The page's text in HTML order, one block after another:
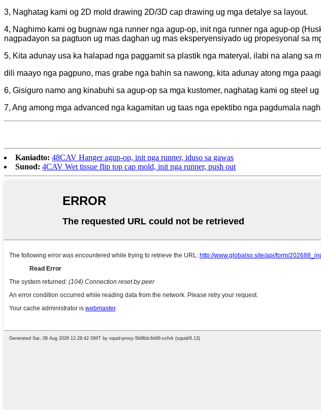
3, Naghatag kami og 2D mold drawing 2D/3D cap drawing ug mga detalye sa layout.
4, Naghimo kami og bugnaw nga runner nga agup-op, init nga runner nga agup-op
nagpadayon sa pagtuon ug mas daghan ug mas eksperyensiyado ug propesyonal sa
5, Kita adunay usa ka halapad nga paggamit sa plastik nga materyal, ilabi na alang sa
dili maayo nga pagpuno, mas grabe nga bahin sa nawong, kita adunay atong mga
6, Gisiguro namo ang kinabuhi sa agup-op sa mga kustomer, naghatag kami og steel
7, Ang among mga advanced nga kagamitan ug taas nga epektibo nga pagdumala
Kaniadto: 48CAV Hanger agup-op, init nga runner, iduso sa gawas
Sunod: 4CAV Wet tissue flip top cap mold, init nga runner, push out